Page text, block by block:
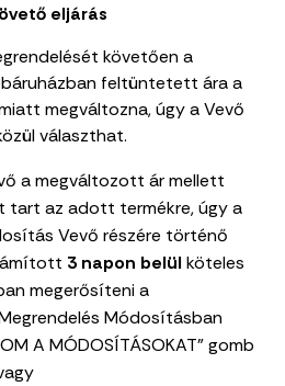
eljárás
követően a
feltüntetett ára a
megváltozna, úgy a Vevő
választhat.
a megváltozott ár mellett
tart az adott termékre, úgy a
Vevő részére történő
3 napon belül köteles
megerősíteni a
Módosításban
A MÓDOSÍTÁSOKAT” gomb